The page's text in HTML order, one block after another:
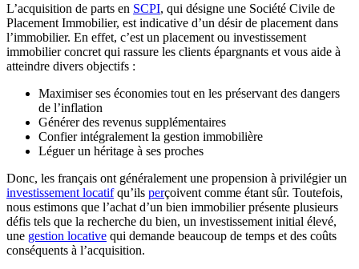
L’acquisition de parts en SCPI, qui désigne une Société Civile de
Placement Immobilier, est indicative d’un désir de placement dans
l’immobilier. En effet, c’est un placement ou investissement
immobilier concret qui rassure les clients épargnants et vous aide à
atteindre divers objectifs :
Maximiser ses économies tout en les préservant des dangers
de l’inflation
Générer des revenus supplémentaires
Confier intégralement la gestion immobilière
Léguer un héritage à ses proches
Donc, les français ont généralement une propension à privilégier un
investissement locatifqu’ils perçoivent comme étant sûr. Toutefois,
nous estimons que l’achat d’un bien immobilier présente plusieurs
défis tels que la recherche du bien, un investissement initial élevé,
une gestion locative qui demande beaucoup de temps et des coûts
conséquents à l’acquisition.